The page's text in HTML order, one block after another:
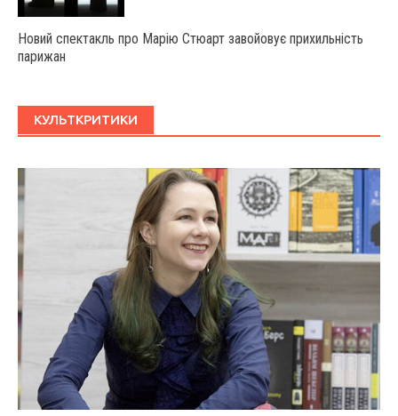
Новий спектакль про Марію Стюарт завойовує прихильність
парижан
КУЛЬТКРИТИКИ